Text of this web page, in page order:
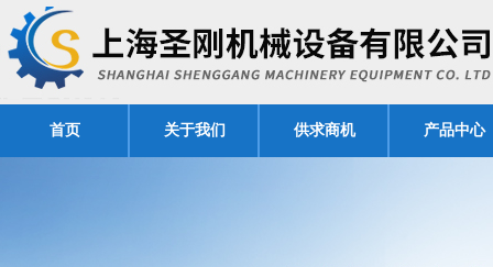
首页 关于我们 供求商机 产品中心